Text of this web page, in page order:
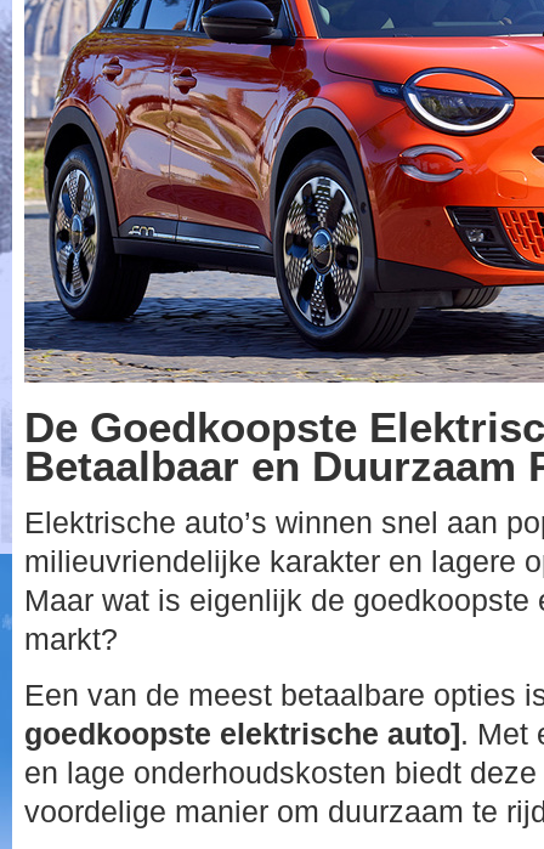
De Goedkoopste
Betaalbaar en Duurzaam
Elektrische auto’s winnen snel aan
milieuvriendelijke karakter en lagere
Maar wat is eigenlijk de goedkoopste
markt?
Een van de meest betaalbare opties
goedkoopste elektrische auto]. Met
en lage onderhoudskosten biedt
voordelige manier om duurzaam te